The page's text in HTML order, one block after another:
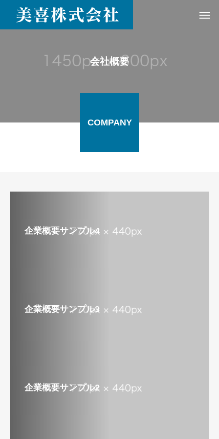
会社概要
COMPANY
企業概要サンプル4
企業概要サンプル3
企業概要サンプル2